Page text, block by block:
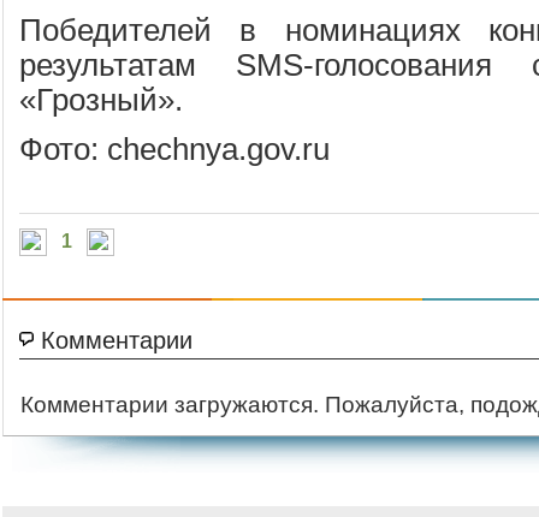
Победителей в номинациях
результатам SMS-
«Грозный».
Фото: chechnya.gov.ru
1
Комментарии
Комментарии загружаются. Пожалуйста,